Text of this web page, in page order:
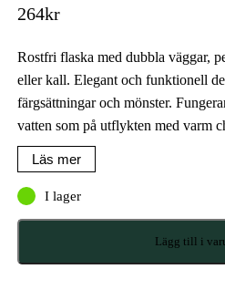
264kr
Rostfri flaska med dubbla väggar,
eller kall. Elegant och funktionell
färgsättningar och mönster.
vatten som på utflykten med varm
Läs mer
I lager
Lägg till i